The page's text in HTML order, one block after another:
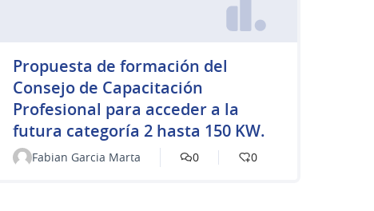
Propuesta de formación del
Consejo de Capacitación
Profesional para acceder a la
futura categoría 2 hasta 150 KW.
Fabian Garcia Marta 0 0